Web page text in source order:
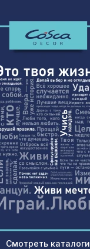
Смотреть каталоги